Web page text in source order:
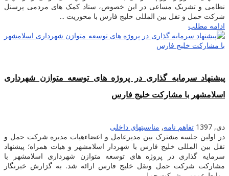
نظامى و تشریک مساعى در این خصوص، ستاد کمک هاى مردمى پرسنل
شرکت حمل و نقل بین المللى خلیج فارس با محوریت ...
ادامه مطلب
پیشنهاد سرمایه گذاری در پروژه های توسعه متوازن شهرداری
اسلامشهر با مشارکت خلیج فارس
دی, 1397 تفاهم نامه, مناسبتهای داخلی
در اولین جلسه مشترک بین مدیرعامل و اعضاءهیات مدیره شرکت حمل و
نقل بین المللی خلیج فارس با شهردار اسلامشهر و هیات همراه؛ پیشنهاد
سرمایه گذاری در پروژه های توسعه متوازن شهرداری اسلامشهر با
مشارکت شرکت حمل ونقل خلیج فارس ارائه شد. به گزارش خبرنگار